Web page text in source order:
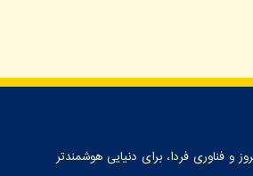
فناوری فردا، برای دنیایی هوشمندتر